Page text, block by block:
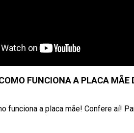
FUNCIONA A PLACA MÃE
funciona a placa mãe! Confere aí!